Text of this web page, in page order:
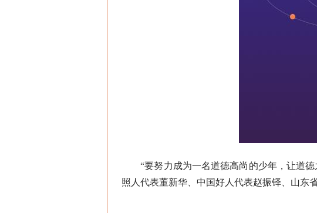
“要努力成为一名道德高尚的少年，让道德
照人代表董新华、中国好人代表赵振铎、山东